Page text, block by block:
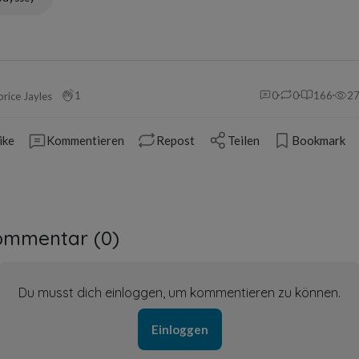
Jayles 1 0 0 166
Kommentieren Repost Teilen Bookmark
(0)
Du musst dich einloggen, um kommentieren zu können.
Einloggen